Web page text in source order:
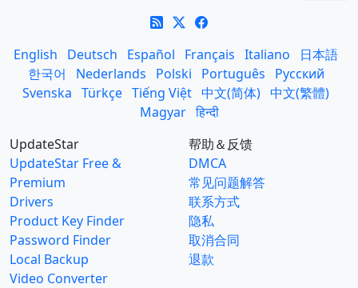
English Deutsch Español Français Italiano
日本語
한국어
Nederlands Polski Português
Русский
Svenska Türkçe Tiếng Việt 中文(简体) 中文(繁體)
Magyar हिन्दी
UpdateStar
UpdateStar Free &
Premium
Drivers
Product Key Finder
Password Finder
Local Backup
Video Converter
帮助＆反馈
DMCA
常见问题解答
联系方式
隐私
取消合同
退款